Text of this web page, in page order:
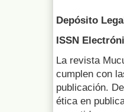
Depósito
ISSN
La revista
cumplen con
publicación.
ética en